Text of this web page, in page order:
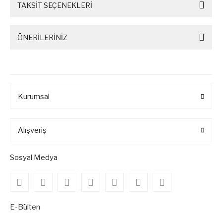
TAKSİT SEÇENEKLERİ
ÖNERİLERİNİZ
Kurumsal
Alışveriş
Sosyal Medya
E-Bülten